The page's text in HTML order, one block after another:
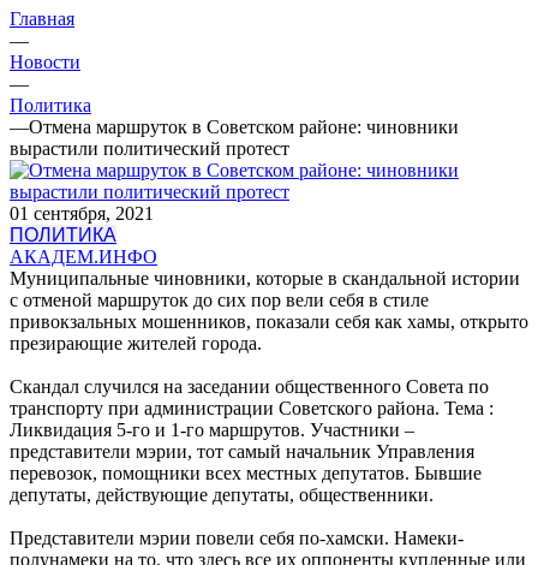
Главная
—
Новости
—
Политика
—Отмена маршруток в Советском районе: чиновники
вырастили политический протест
01 сентября, 2021
ПОЛИТИКА
АКАДЕМ.ИНФО
Муниципальные чиновники, которые в скандальной истории
с отменой маршруток до сих пор вели себя в стиле
привокзальных мошенников, показали себя как хамы, открыто
презирающие жителей города.
Скандал случился на заседании общественного Совета по
транспорту при администрации Советского района. Тема :
Ликвидация 5-го и 1-го маршрутов. Участники –
представители мэрии, тот самый начальник Управления
перевозок, помощники всех местных депутатов. Бывшие
депутаты, действующие депутаты, общественники.
Представители мэрии повели себя по-хамски. Намеки-
полунамеки на то, что здесь все их оппоненты купленные или